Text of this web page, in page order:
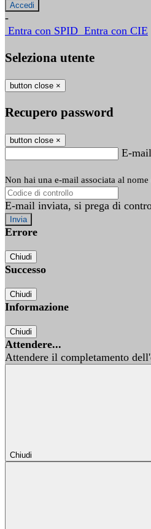
-
Entra con SPID Entra con CIE
Seleziona utente
button close ×
Recupero password
button close ×
E-mail
Non hai una e-mail associata al
E-mail inviata, si prega di
Errore
Chiudi
Successo
Chiudi
Informazione
Chiudi
Attendere...
Attendere il completamento
Chiudi